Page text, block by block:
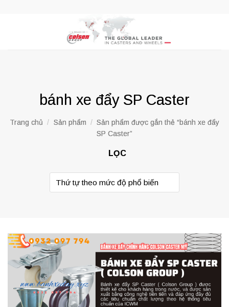
bánh xe đẩy SP Caster
Trang chủ / Sản phẩm / Sản phẩm được gắn thẻ “bánh xe đẩy
SP Caster”
LỌC